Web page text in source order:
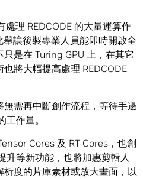
處理 REDCODE 的大量運算作
讓後製專業人員能即時開啟全
是在 Turing GPU 上，在其它
將大幅提高處理 REDCODE
需再中斷創作流程，等待手邊
作量。
Cores 及 RT Cores，也創
升等新功能，也將加惠剪輯人
析度的片庫素材或放大畫面，以